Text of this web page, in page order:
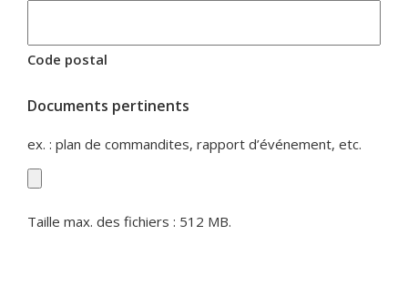
Code postal
Documents pertinents
ex. : plan de commandites, rapport d’événement, etc.
Taille max. des fichiers : 512 MB.